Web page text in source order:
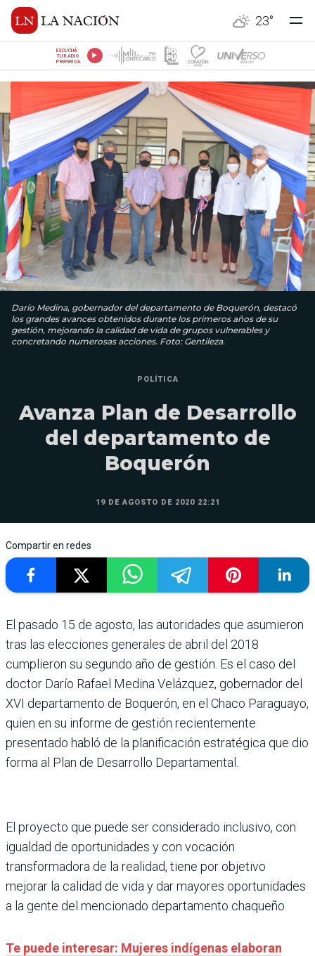
23°
ESCUCHÁ
TU RADIO
PREFERIDA
Darío Medina, gobernador del departamento de Boquerón, destacó
los grandes avances obtenidos durante los primeros años de su
gestión, mejorando la calidad de vida de grupos vulnerables y
concretando numerosas acciones. Foto: Gentileza.
POLÍTICA
Avanza Plan de Desarrollo
del departamento de
Boquerón
19 DE AGOSTO DE 2020 22:21
Compartir en redes
El pasado 15 de agosto, las autoridades que asumieron
tras las elecciones generales de abril del 2018
cumplieron su segundo año de gestión. Es el caso del
doctor Darío Rafael Medina Velázquez, gobernador del
XVI departamento de Boquerón, en el Chaco Paraguayo,
quien en su informe de gestión recientemente
presentado habló de la planificación estratégica que dio
forma al Plan de Desarrollo Departamental.
El proyecto que puede ser considerado inclusivo, con
igualdad de oportunidades y con vocación
transformadora de la realidad, tiene por objetivo
mejorar la calidad de vida y dar mayores oportunidades
a la gente del mencionado departamento chaqueño.
Te puede interesar: Mujeres indígenas elaboran